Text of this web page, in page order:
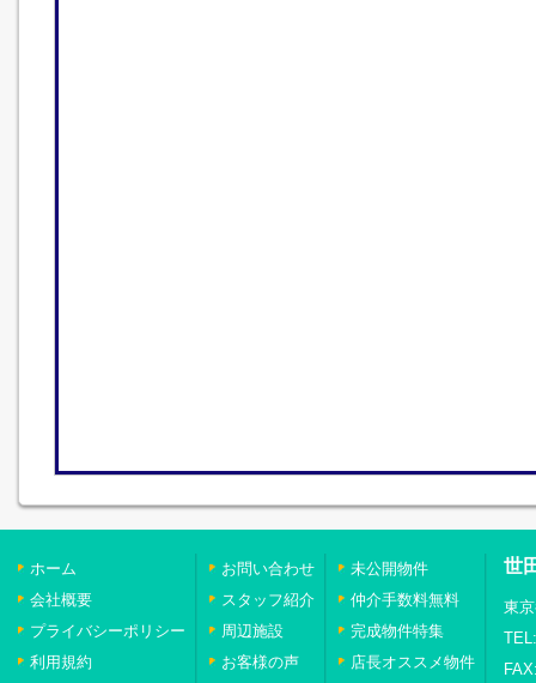
ホーム
会社概要
プライバシーポリシー
利用規約
お問い合わせ
スタッフ紹介
周辺施設
お客様の声
未公開物件
仲介手数料無料
完成物件特集
店長オススメ物件
世
東